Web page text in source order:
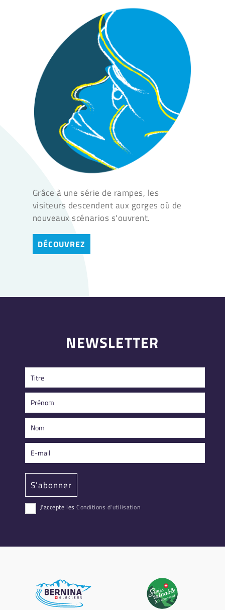
Grâce à une série de rampes, les
visiteurs descendent aux gorges où de
nouveaux scénarios s'ouvrent.
DÉCOUVREZ
NEWSLETTER
J'accepte lesConditions d'utilisation